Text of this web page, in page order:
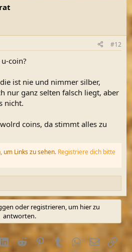
#12
coin?
ist nie und nimmer silber,
nur ganz selten falsch liegt, aber
nicht.
coins, da stimmt alles zu
Links zu sehen. Registriere dich bitte
oder registrieren, um hier zu
antworten.
LinkedInReddit PinterestTumblrWhatsApp
E-MailLink